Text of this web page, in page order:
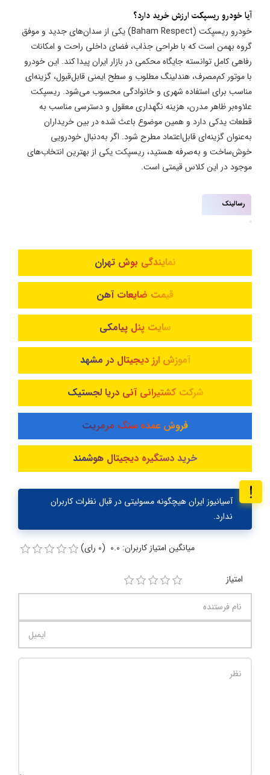
آیا خودرو ریسپکت ارزش خرید دارد؟
خودرو ریسپکت (Baham Respect) یکی از سدان‌های جدید و موفق
گروه بهمن است که با طراحی جذاب، فضای داخلی راحت و امکانات
رفاهی کامل توانسته جایگاه محکمی در بازار ایران پیدا کند. این خودرو
با موتور کم‌مصرف، هندلینگ مطلوب و سطح ایمنی قابل‌قبول، گزینه‌ای
مناسب برای استفاده شهری و خانوادگی محسوب می‌شود. ریسپکت
علاوه‌بر ظاهر مدرن، هزینه نگهداری معقول و دسترسی مناسب به
قطعات یدکی دارد و همین موضوع باعث شده در بین خریداران
به‌عنوان گزینه‌ای قابل‌اعتماد مطرح شود. اگر به‌دنبال خودرویی
خوش‌ساخت و به‌صرفه هستید، ریسپکت یکی از بهترین انتخاب‌های
موجود در این کلاس قیمتی است.
رسالینک
نمایندگی بوش تهران
قیمت ضایعات آهن
سایت پنل پیامکی
آموزش ارز دیجیتال در مشهد
شرکت کشتیرانی آنی دریا لجستیک
فروش عمده سنگ مرمریت
خرید دستگیره دیجیتال هوشمند
آسیانیوز ایران هیچگونه مسولیتی در قبال نظرات کاربران
ندارد.
میانگین امتیاز کاربران: 0.0 (0 رای)
امتیاز